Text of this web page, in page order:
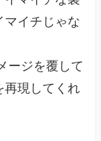
マイチじゃな
ージを覆して
再現してくれ